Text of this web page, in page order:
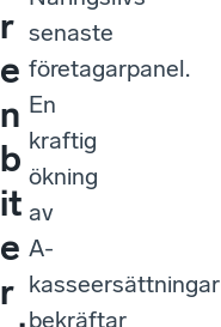
r
e
n
b
it
e
r
senaste
företagarpanel.
En
kraftig
ökning
av
A-
kasseersättningar
bekräftar